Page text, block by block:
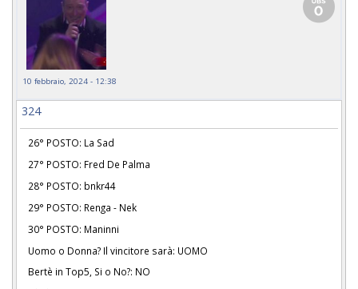
10 febbraio, 2024 - 12:38
324
26° POSTO: La Sad
27° POSTO: Fred De Palma
28° POSTO: bnkr44
29° POSTO: Renga - Nek
30° POSTO: Maninni
Uomo o Donna? Il vincitore sarà: UOMO
Bertè in Top5, Si o No?: NO